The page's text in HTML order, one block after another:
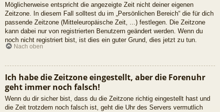
Möglicherweise entspricht die angezeigte Zeit nicht deiner eigenen
Zeitzone. In diesem Fall solltest du im „Persönlichen Bereich“ die für dich
passende Zeitzone (Mitteleuropäische Zeit, ...) festlegen. Die Zeitzone
kann dabei nur von registrierten Benutzern geändert werden. Wenn du
noch nicht registriert bist, ist dies ein guter Grund, dies jetzt zu tun.
Nach oben
Ich habe die Zeitzone eingestellt, aber die Forenuhr
geht immer noch falsch!
Wenn du dir sicher bist, dass du die Zeitzone richtig eingestellt hast und
die Zeit trotzdem noch falsch ist, geht die Uhr des Servers vermutlich